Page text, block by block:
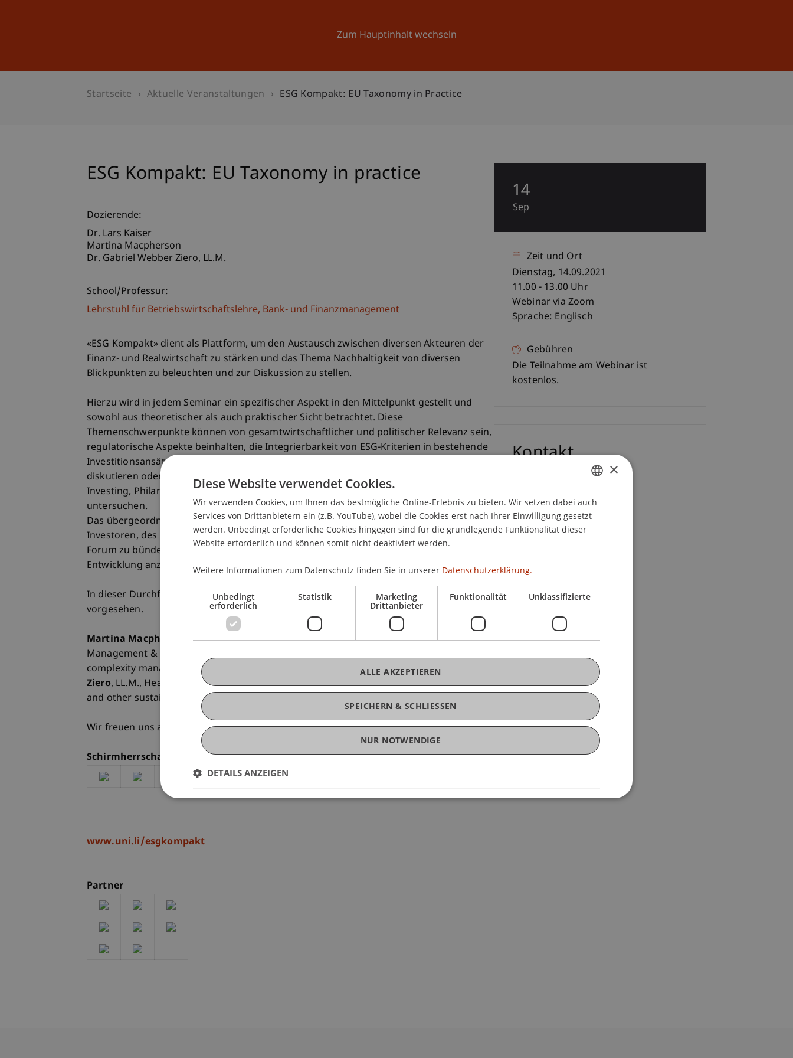
Zum Hauptinhalt wechseln
Universität Aktuelles
Startseite Aktuelle Veranstaltungen ESG Kompakt: EU Taxonomy in Practice
ESG Kompakt: EU Taxonomy in practice
Dozierende:
Dr. Lars Kaiser
Martina Macpherson
Dr. Gabriel Webber Ziero LL.M.
School/Professur:
Lehrstuhl für Betriebswirtschaftslehre, Bank- und Finanzmanagement
«ESG Kompakt» dient als Plattform, um den Austausch zwischen diversen Akteuren der
Finanz- und Realwirtschaft zu stärken und das Thema Nachhaltigkeit von diversen
Blickpunkten zu beleuchten und zur Diskussion zu stellen.
Hierzu wird in jedem Seminar ein spezifischer Aspekt in den Mittelpunkt gestellt und
sowohl aus theoretischer als auch praktischer Sicht betrachtet. Diese
Themenschwerpunkte können von gesamtwirtschaftlicher und politischer Relevanz sein,
regulatorische Aspekte beinhalten, die Integrierbarkeit von ESG-Kriterien in bestehende
Investitionsansätze beleuchten, die Datengrundlage vorhandener ESG-Ratings
diskutieren oder auch im weiteren Umfeld die Schnittstellen von ESG und Impact
Investing, Philanthropie sowie den UN Sustainable Development Goals (SDGs)
untersuchen.
Das übergeordnete Ziel ist, die Interessen, Erwartungen und Herausforderungen von
Investoren, des privaten Sektors und von politischen Entscheidungsträgern in einem
Forum zu bündeln und eine gesamtheitliche Diskussion bezüglich einer nachhaltigen
Entwicklung anzuregen.
In dieser Durchführung sind zwei Impulsvorträge zum Thema „EU Taxonomy in Practice“
vorgesehen.
Martina Macpherson
, Head of ESG Strategy and an ExCo Member for ODDO BHF Asset
Management & Private Equity hält einen Vortrag zum Thema “ESG data, metrics and
complexity management – implications for financial markets” sowieDr. Gabriel Webber
Ziero, LL.M., Head of Regulatory Advisory at ECOFACT, Zürich, zum Thema „EU Taxonomy
and other sustainable finance regulati-ons: What do they all mean?“
Wir freuen uns auf Ihre Teilnahme sowie eine spannende und angeregte Diskussion!
Schirmherrschaft dieser Durchführung
www.uni.li/esgkompakt
Partner
14
Sep
Zeit und Ort
Dienstag, 14.09.2021
11.00 - 13.00 Uhr
Webinar via Zoom
Sprache: Englisch
Gebühren
Die Teilnahme am Webinar ist
kostenlos.
Kontakt
E-Mail GERMAN
ENGLISH
×
Diese Website verwendet Cookies.
Wir verwenden Cookies, um Ihnen das bestmögliche Online-Erlebnis zu bieten. Wir setzen dabei auch
Services von Drittanbietern ein (z.B. YouTube), wobei die Cookies erst nach Ihrer Einwilligung gesetzt
werden. Unbedingt erforderliche Cookies hingegen sind für die grundlegende Funktionalität dieser
Website erforderlich und können somit nicht deaktiviert werden.
Weitere Informationen zum Datenschutz finden Sie in unserer Datenschutzerklärung.
Unbedingt
erforderlich
Statistik Marketing
Drittanbieter
Funktionalität Unklassifizierte
SPEICHERN & SCHLIESSEN
ALLE AKZEPTIEREN
NUR NOTWENDIGE
DETAILS ANZEIGEN